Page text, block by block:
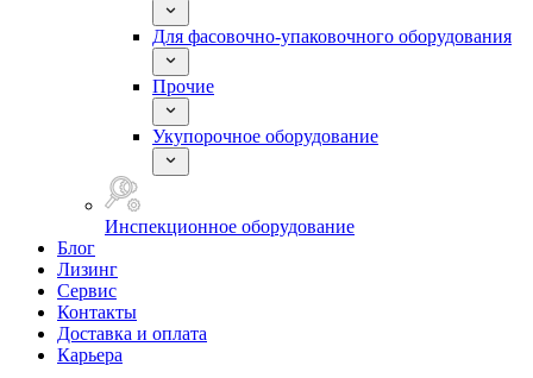
Для фасовочно-упаковочного оборудования
Прочие
Укупорочное оборудование
Инспекционное оборудование
Блог
Лизинг
Сервис
Контакты
Доставка и оплата
Карьера